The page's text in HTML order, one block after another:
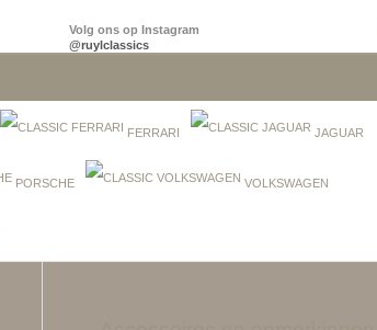
Volg ons op Instagram
@ruylclassics
FERRARI JAGUAR
PORSCHE VOLKSWAGEN